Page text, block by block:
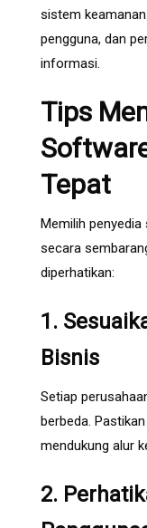
sistem
pengguna, dan
informasi.
Tips
Tepat
Memilih
secara
diperhatikan:
1.
Bisnis
Setiap
berbeda.
mendukung alur
2.